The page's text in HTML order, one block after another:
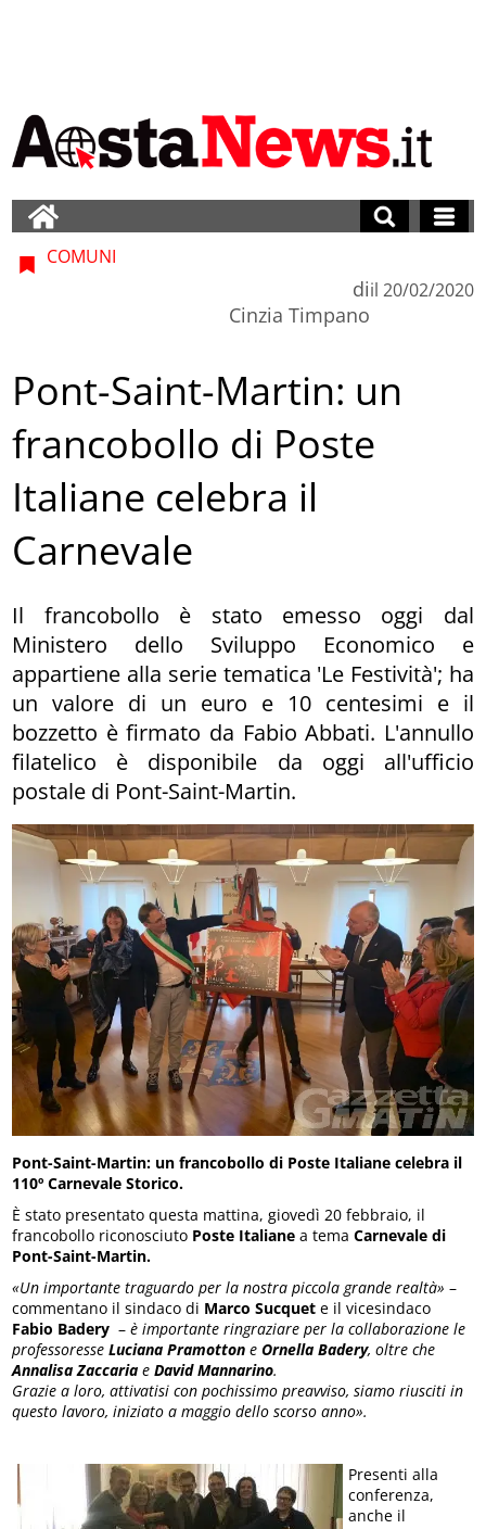
COMUNI
di
Cinzia Timpano
il 20/02/2020
Pont-Saint-Martin: un
francobollo di Poste
Italiane celebra il
Carnevale
Il francobollo è stato emesso oggi dal
Ministero dello Sviluppo Economico e
appartiene alla serie tematica 'Le Festività'; ha
un valore di un euro e 10 centesimi e il
bozzetto è firmato da Fabio Abbati. L'annullo
filatelico è disponibile da oggi all'ufficio
postale di Pont-Saint-Martin.
Pont-Saint-Martin: un francobollo di Poste Italiane celebra il
110º Carnevale Storico.
È stato presentato questa mattina, giovedì 20 febbraio, il
francobollo riconosciuto Poste Italiane a temaCarnevale di
Pont-Saint-Martin.
«Un importante traguardo per la nostra piccola grande realtà» –
commentano il sindaco di Marco Sucquet e il vicesindaco
Fabio Badery –è importante ringraziare per la collaborazione le
professoresseLuciana Pramotton eOrnella Badery, oltre che
Annalisa Zaccaria eDavid Mannarino.
Grazie a loro, attivatisi con pochissimo preavviso, siamo riusciti in
questo lavoro, iniziato a maggio dello scorso anno».
Presenti alla
conferenza,
anche il